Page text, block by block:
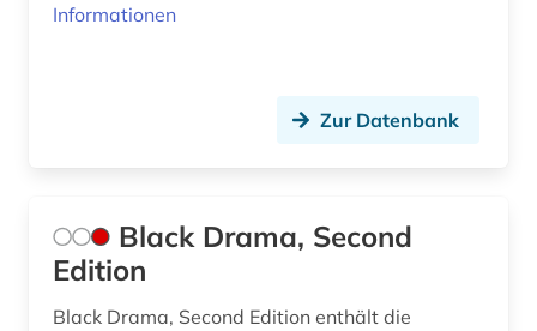
Informationen
Zur Datenbank
Black Drama, Second
Edition
Black Drama, Second Edition enthält die